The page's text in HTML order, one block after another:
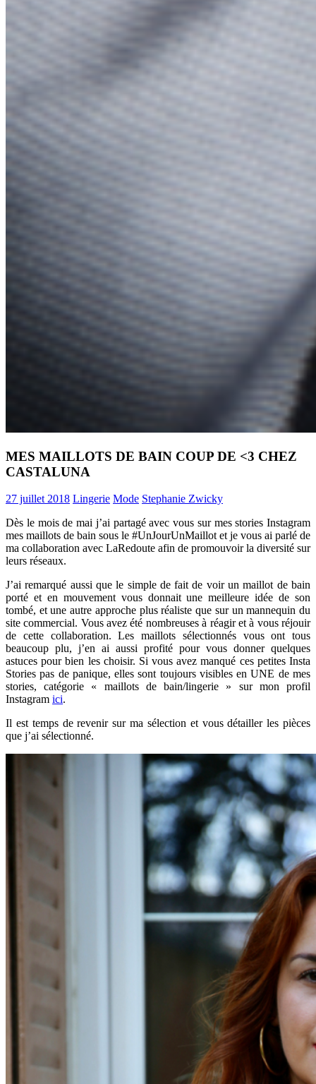
MES MAILLOTS DE BAIN COUP DE <3 CHEZ
CASTALUNA
27 juillet 2018 Lingerie Mode Stephanie Zwicky
Dès le mois de mai j’ai partagé avec vous sur mes stories Instagram
mes maillots de bain sous le #UnJourUnMaillot et je vous ai parlé de
ma collaboration avec LaRedoute afin de promouvoir la diversité sur
leurs réseaux.
J’ai remarqué aussi que le simple de fait de voir un maillot de bain
porté et en mouvement vous donnait une meilleure idée de son
tombé, et une autre approche plus réaliste que sur un mannequin du
site commercial. Vous avez été nombreuses à réagir et à vous réjouir
de cette collaboration. Les maillots sélectionnés vous ont tous
beaucoup plu, j’en ai aussi profité pour vous donner quelques
astuces pour bien les choisir. Si vous avez manqué ces petites Insta
Stories pas de panique, elles sont toujours visibles en UNE de mes
stories, catégorie « maillots de bain/lingerie » sur mon profil
Instagram ici.
Il est temps de revenir sur ma sélection et vous détailler les pièces
que j’ai sélectionné.